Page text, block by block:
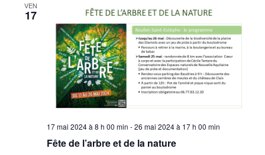
VEN
17
Fête de l’arbre et de la nature
17 mai 2024 à 8 h 00 min -26 mai 2024 à 17 h 00 min